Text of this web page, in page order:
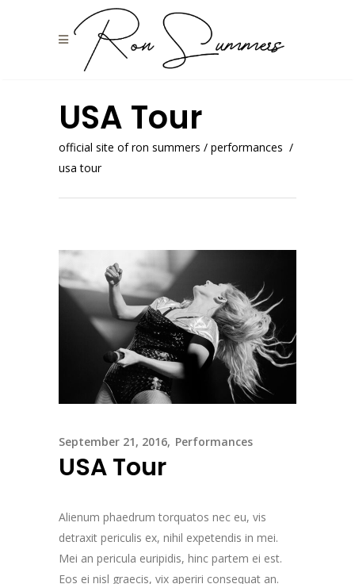
USA Tour
official site of ron summers / performances /
usa tour
September 21, 2016 Performances
USA Tour
Alienum phaedrum torquatos nec eu, vis
detraxit periculis ex, nihil expetendis in mei.
Mei an pericula euripidis, hinc partem ei est.
Eos ei nisl graecis, vix aperiri consequat an.